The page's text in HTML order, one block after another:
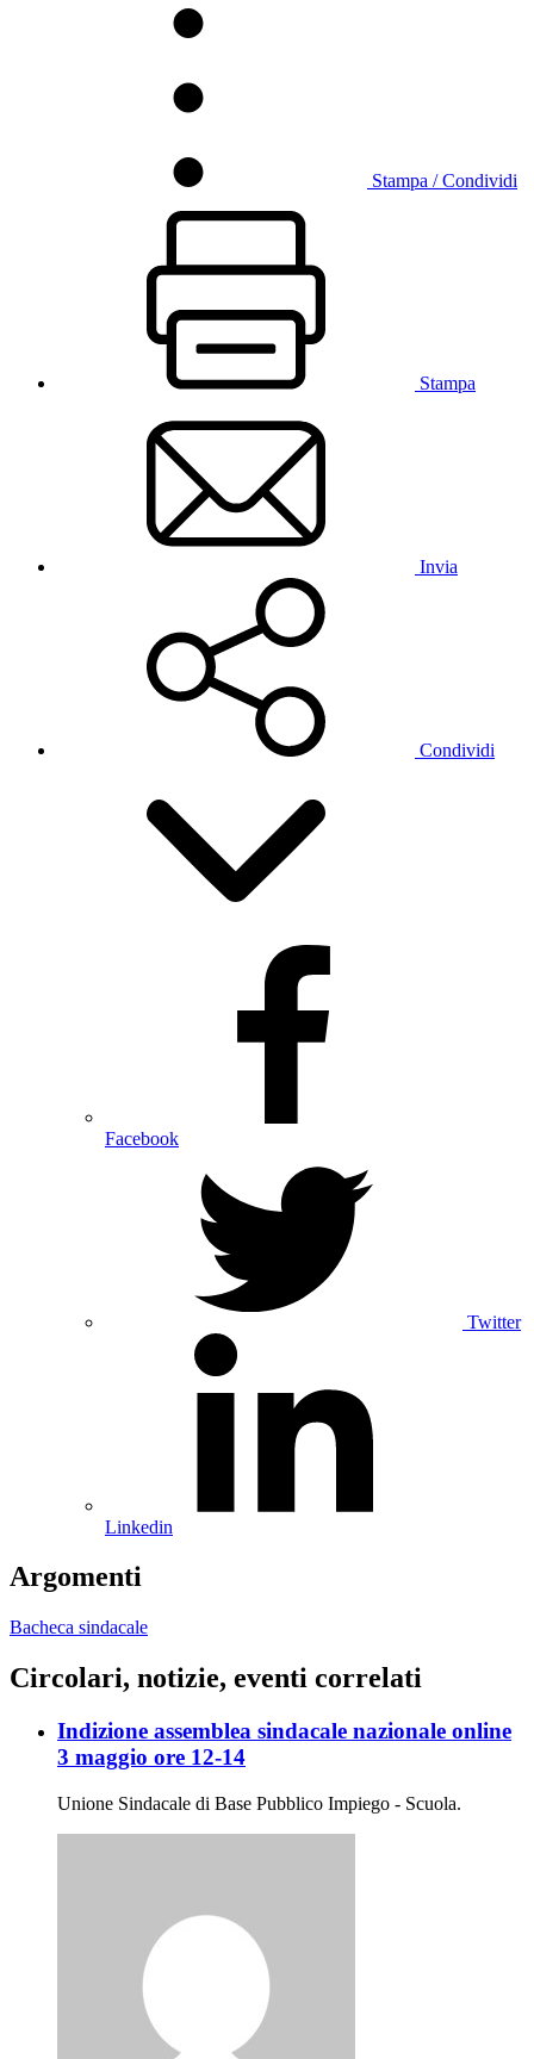
Stampa / Condividi
Stampa
Invia
Condividi
Facebook
Twitter
Linkedin
Argomenti
Bacheca sindacale
Circolari, notizie, eventi correlati
Indizione assemblea sindacale nazionale online
3 maggio ore 12-14
Unione Sindacale di Base Pubblico Impiego - Scuola.